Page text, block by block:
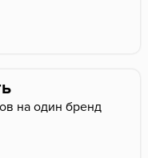
на один бренд